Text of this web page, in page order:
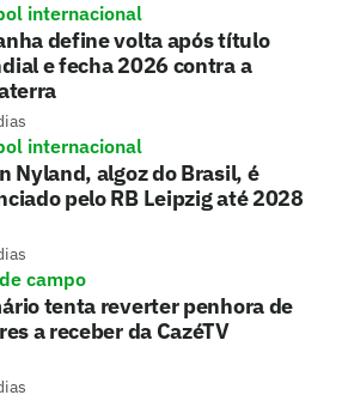
internacional
define volta após título
e fecha 2026 contra a
internacional
Nyland, algoz do Brasil, é
pelo RB Leipzig até 2028
campo
tenta reverter penhora de
a receber da CazéTV